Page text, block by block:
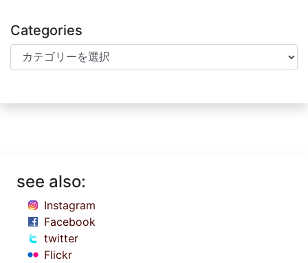
Categories
Categories
see also:
Instagram
Facebook
twitter
Flickr